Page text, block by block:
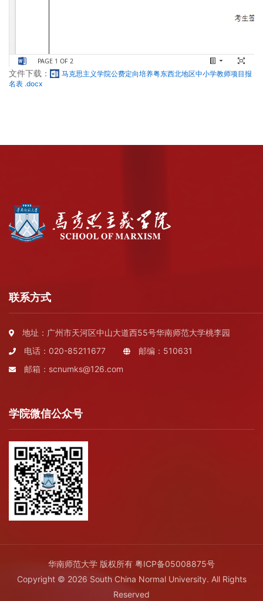
文件下载：
马克思主义学院公费定向培养粤东西北地区中小学教师项目报
名表 .docx
联系方式
地址：广州市天河区中山大道西55号华南师范大学桃李园
电话：020-85211677
邮编：510631
邮箱：scnumks@126.com
学院微信公众号
华南师范大学 版权所有 粤ICP备05008875号
Copyright © 2026 South China Normal University. All Rights
Reserved